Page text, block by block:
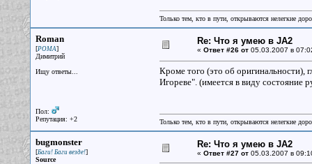
Только тем, кто в пути, открываются нелегкие
Roman
[РОМА]
Димитрий
Ищу ответы...
Пол:
Репутация: +2
Re: Что я умею в JA2
« Ответ #26 от05.03.2007 в
Кроме того (это об оригинальности),
Игореве". (имеется в виду состояние
Только тем, кто в пути, открываются нелегкие
bugmonster
[Баги! Баги везде!]
Source
Re: Что я умею в JA2
« Ответ #27 от05.03.2007 в